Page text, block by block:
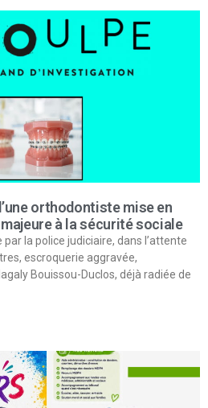
orthodontiste mise en
à la sécurité sociale
la police judiciaire, dans l’attente
escroquerie aggravée,
Bouissou-Duclos, déjà radiée de